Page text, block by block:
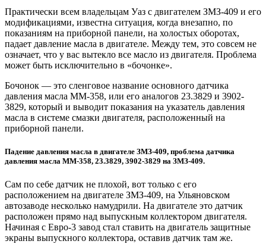
Практически всем владельцам Уаз с двигателем ЗМЗ-409 и его
модификациями, известна ситуация, когда внезапно, по
показаниям на приборной панели, на холостых оборотах,
падает давление масла в двигателе. Между тем, это совсем не
означает, что у вас вытекло все масло из двигателя. Проблема
может быть исключительно в «бочонке».
Бочонок — это сленговое название основного датчика
давления масла ММ-358, или его аналогов 23.3829 и 3902-
3829, который и выводит показания на указатель давления
масла в системе смазки двигателя, расположенный на
приборной панели.
Падение давления масла в двигателе ЗМЗ-409, проблема датчика
давления масла ММ-358, 23.3829, 3902-3829 на ЗМЗ-409.
Сам по себе датчик не плохой, вот только с его
расположением на двигателе ЗМЗ-409, на Ульяновском
автозаводе несколько намудрили. На двигателе это датчик
расположен прямо над выпускным коллектором двигателя.
Начиная с Евро-3 завод стал ставить на двигатель защитные
экраны выпускного коллектора, оставив датчик там же.